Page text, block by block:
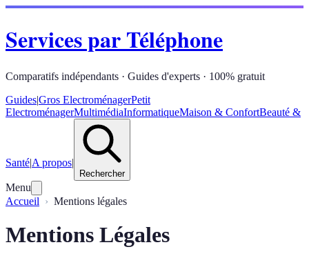
Services par Téléphone
Comparatifs indépendants · Guides d'experts · 100% gratuit
Guides|Gros ElectroménagerPetit
ElectroménagerMultimédiaInformatiqueMaison & ConfortBeauté &
Santé|A propos|
Rechercher
Menu
Accueil
Mentions légales
Mentions Légales